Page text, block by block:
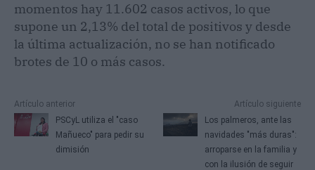
momentos hay 11.602 casos activos, lo que
supone un 2,13% del total de positivos y desde
la última actualización, no se han notificado
brotes de 10 o más casos.
Artículo anterior
PSCyL utiliza el "caso
Mañueco" para pedir su
dimisión
Artículo siguiente
Los palmeros, ante las
navidades "más duras":
arroparse en la familia y
con la ilusión de seguir